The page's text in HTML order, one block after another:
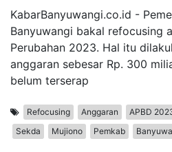
KabarBanyuwangi.co.id -
Banyuwangi bakal refocusing
Perubahan 2023. Hal itu
anggaran sebesar Rp. 300
belum terserap
Refocusing Anggaran APBD
Sekda
Mujiono Pemkab